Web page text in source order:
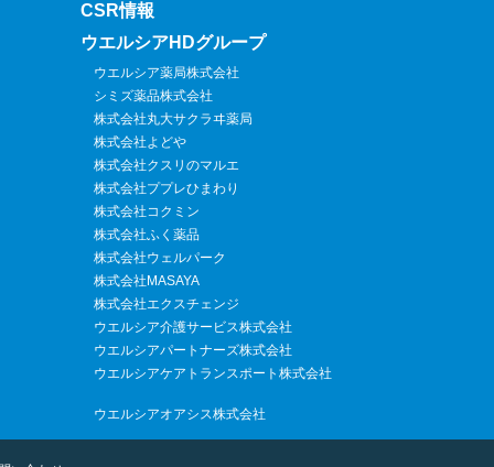
CSR情報
ウエルシアHDグループ
ウエルシア薬局株式会社
シミズ薬品株式会社
株式会社丸大サクラヰ薬局
株式会社よどや
株式会社クスリのマルエ
株式会社ププレひまわり
株式会社コクミン
株式会社ふく薬品
株式会社ウェルパーク
株式会社MASAYA
株式会社エクスチェンジ
ウエルシア介護サービス株式会社
ウエルシアパートナーズ株式会社
ウエルシアケアトランスポート株式会社
ウエルシアオアシス株式会社